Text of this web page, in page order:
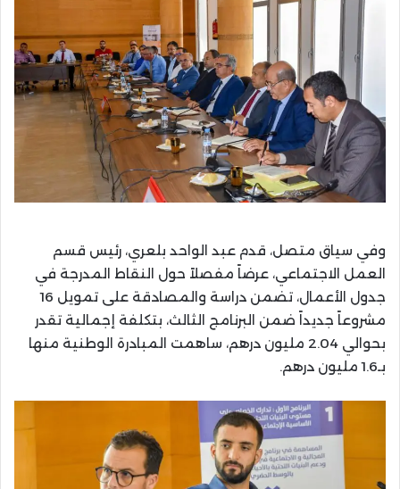
وفي سياق متصل، قدم عبد الواحد بلعري، رئيس قسم
العمل الاجتماعي، عرضاً مفصلاً حول النقاط المدرجة في
جدول الأعمال، تضمن دراسة والمصادقة على تمويل 16
مشروعاً جديداً ضمن البرنامج الثالث، بتكلفة إجمالية تقدر
بحوالي 2.04 مليون درهم، ساهمت المبادرة الوطنية منها
بـ1.6 مليون درهم.